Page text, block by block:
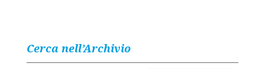
Cerca nell’Archivio